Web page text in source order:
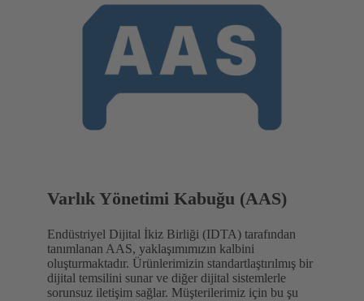
Varlık Yönetimi Kabuğu (AAS)
Endüstriyel Dijital İkiz Birliği (IDTA) tarafından
tanımlanan AAS, yaklaşımımızın kalbini
oluşturmaktadır. Ürünlerimizin standartlaştırılmış bir
dijital temsilini sunar ve diğer dijital sistemlerle
sorunsuz iletişim sağlar. Müşterilerimiz için bu şu